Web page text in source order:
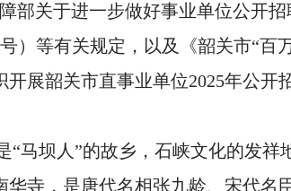
部关于进一步做好事业单位公开
）等有关规定，以及《韶关市“
展韶关市直事业单位2025年公开
马坝人”的故乡，石峡文化的发
华寺，是唐代名相张九龄、宋代